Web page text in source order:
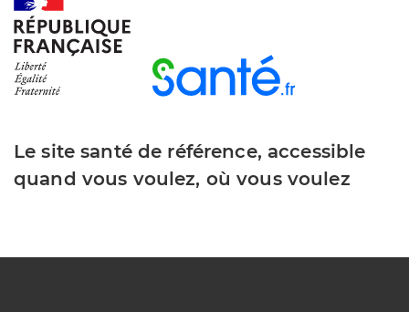
Le site santé de référence, accessible
quand vous voulez, où vous voulez